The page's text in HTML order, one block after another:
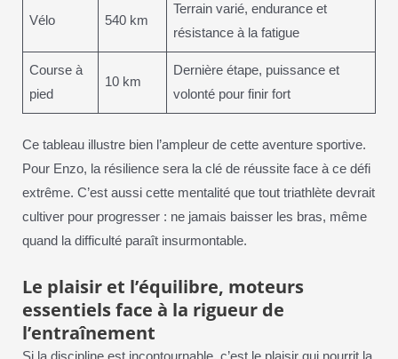
Vélo 540 km
Terrain varié, endurance et
résistance à la fatigue
Course à
pied
10 km
Dernière étape, puissance et
volonté pour finir fort
Ce tableau illustre bien l’ampleur de cette aventure sportive.
Pour Enzo, la résilience sera la clé de réussite face à ce défi
extrême. C’est aussi cette mentalité que tout triathlète devrait
cultiver pour progresser : ne jamais baisser les bras, même
quand la difficulté paraît insurmontable.
Le plaisir et l’équilibre, moteurs
essentiels face à la rigueur de
l’entraînement